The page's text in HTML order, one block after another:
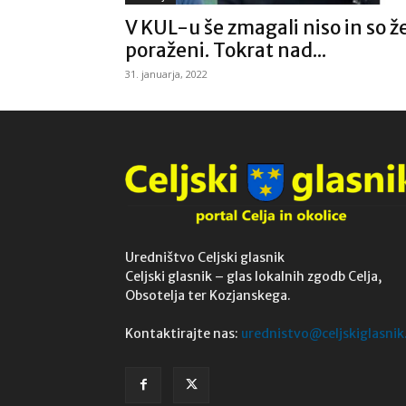
V KUL-u še zmagali niso in so
poraženi. Tokrat nad...
31. januarja, 2022
Uredništvo Celjski glasnik
Celjski glasnik – glas lokalnih zgodb Celja,
Obsotelja ter Kozjanskega.
Kontaktirajte nas: